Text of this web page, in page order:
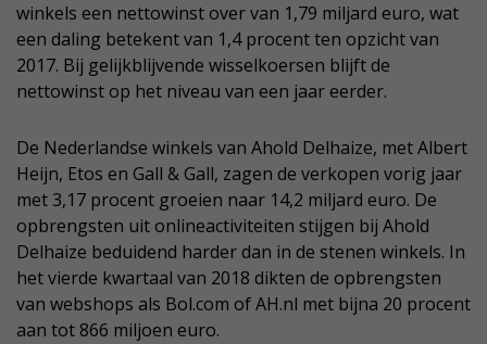
winkels een nettowinst over van 1,79 miljard euro, wat
een daling betekent van 1,4 procent ten opzicht van
2017. Bij gelijkblijvende wisselkoersen blijft de
nettowinst op het niveau van een jaar eerder.
De Nederlandse winkels van Ahold Delhaize, met Albert
Heijn, Etos en Gall & Gall, zagen de verkopen vorig jaar
met 3,17 procent groeien naar 14,2 miljard euro. De
opbrengsten uit onlineactiviteiten stijgen bij Ahold
Delhaize beduidend harder dan in de stenen winkels. In
het vierde kwartaal van 2018 dikten de opbrengsten
van webshops als Bol.com of AH.nl met bijna 20 procent
aan tot 866 miljoen euro.